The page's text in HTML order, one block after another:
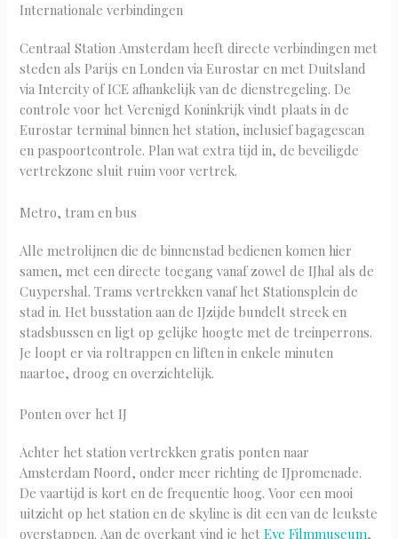
Internationale verbindingen
Centraal Station Amsterdam heeft directe verbindingen met
steden als Parijs en Londen via Eurostar en met Duitsland
via Intercity of ICE afhankelijk van de dienstregeling. De
controle voor het Verenigd Koninkrijk vindt plaats in de
Eurostar terminal binnen het station, inclusief bagagescan
en paspoortcontrole. Plan wat extra tijd in, de beveiligde
vertrekzone sluit ruim voor vertrek.
Metro, tram en bus
Alle metrolijnen die de binnenstad bedienen komen hier
samen, met een directe toegang vanaf zowel de IJhal als de
Cuypershal. Trams vertrekken vanaf het Stationsplein de
stad in. Het busstation aan de IJzijde bundelt streek en
stadsbussen en ligt op gelijke hoogte met de treinperrons.
Je loopt er via roltrappen en liften in enkele minuten
naartoe, droog en overzichtelijk.
Ponten over het IJ
Achter het station vertrekken gratis ponten naar
Amsterdam Noord, onder meer richting de IJpromenade.
De vaartijd is kort en de frequentie hoog. Voor een mooi
uitzicht op het station en de skyline is dit een van de leukste
overstappen. Aan de overkant vind je hetEye Filmmuseum,